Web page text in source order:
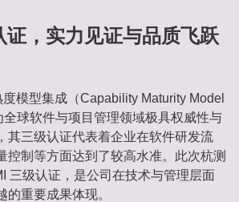
证，实力见证与品质飞跃
模型集成（Capability Maturity Model
全球软件与项目管理领域极具权威性与
其三级认证代表着企业在软件研发流
控制等方面达到了较高水准。此次杭测
三级认证，是公司在技术与管理层面
的重要成果体现。